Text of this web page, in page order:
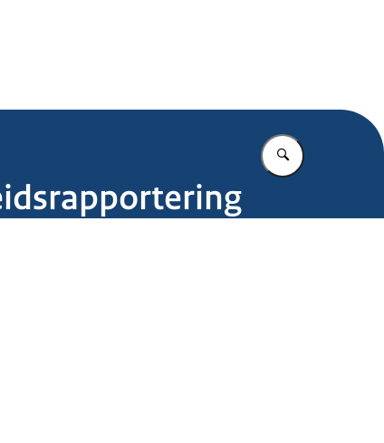
Vul in wat u